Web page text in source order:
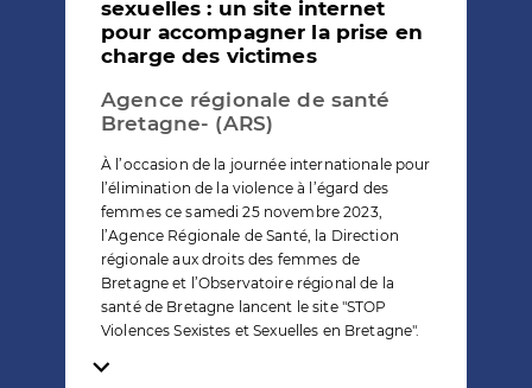
sexuelles : un site internet
pour accompagner la prise en
charge des victimes
Agence régionale de santé
Bretagne- (ARS)
À l’occasion de la journée internationale pour
l’élimination de la violence à l’égard des
femmes ce samedi 25 novembre 2023,
l’Agence Régionale de Santé, la Direction
régionale aux droits des femmes de
Bretagne et l’Observatoire régional de la
santé de Bretagne lancent le site "STOP
Violences Sexistes et Sexuelles en Bretagne".
Temps de lecture